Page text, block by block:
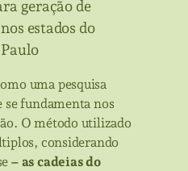
geração de
estados do
uma pesquisa
fundamenta nos
O método utilizado
considerando
– as cadeias do